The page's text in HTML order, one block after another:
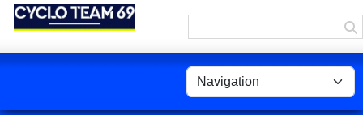
Panneau de gestion des cookies